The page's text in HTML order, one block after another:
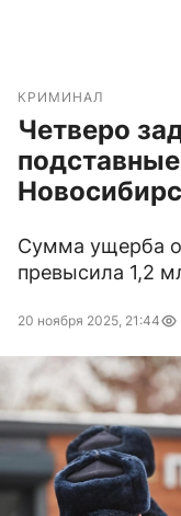
КРИМИНАЛ
Четверо
Сумма ущерба
превысила 1,2
20 ноября 2025, 21:44